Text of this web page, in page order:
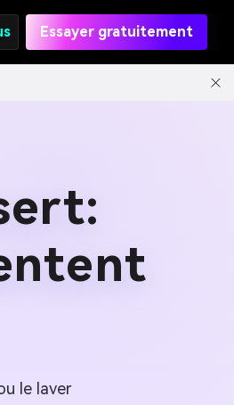
Essayer gratuitement
le laver